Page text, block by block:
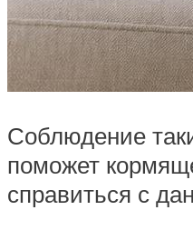
Соблюдение
поможет
справиться с